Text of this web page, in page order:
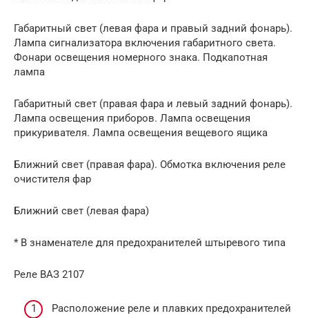
Габаритный свет (левая фара и правый задний фонарь).
Лампа сигнализатора включения габаритного света.
Фонари освещения номерного знака. Подкапотная
лампа
Габаритный свет (правая фара и левый задний фонарь).
Лампа освещения приборов. Лампа освещения
прикуривателя. Лампа освещения вещевого ящика
Ближний свет (правая фара). Обмотка включения реле
очистителя фар
Ближний свет (левая фара)
* В знаменателе для предохранителей штыревого типа
Реле ВАЗ 2107
Расположение реле и плавких предохранителей